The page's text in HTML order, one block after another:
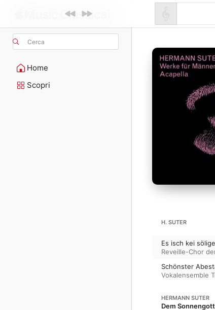
Cerca
Home
Scopri
H. SUTER
Es isch kei
Reveille-Chor
Schönster
Vokalensemble
HERMANN SUTER
Dem